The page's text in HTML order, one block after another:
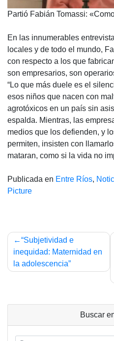
Partió Fabián Tomassi:
En las innumerables
locales y de todo el mundo,
con respecto a los que
son empresarios, son
“Lo que más duele es el
esos niños que nacen con
agrotóxicos en un país sin
espalda. Mientras, las
medios que los defienden, y
permiten, insisten con
mataran, como si la vida no
Publicada en Entre Ríos,
Picture
Navegación
de
entradas
“Subjetividad e
inequidad: Maternidad en
la adolescencia”
Buscar